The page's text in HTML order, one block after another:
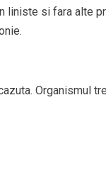
liniste si fara alte
Organismul